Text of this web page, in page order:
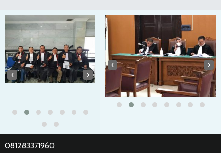
‹ ›
‹ ›
081283371960